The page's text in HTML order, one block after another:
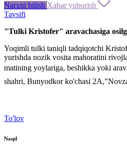
Narxni bilish Xabar yuborish
Tavsifi
"Tulki Kristofer" aravachasiga
Yoqimli tulki taniqli tadqiqotchi
yurishda nozik vosita mahoratini
matining yoylariga, beshikka yoki
shahri, Bunyodkor ko'chasi
To'lov
Naqd